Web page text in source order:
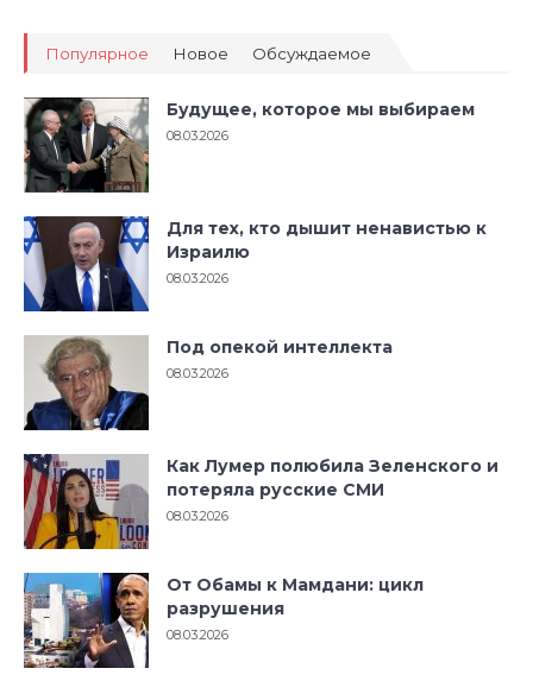
Популярное Новое Обсуждаемое
Будущее, которое мы выбираем
08.03.2026
Для тех, кто дышит ненавистью к
Израилю
08.03.2026
Под опекой интеллекта
08.03.2026
Как Лумер полюбила Зеленского и
потеряла русские СМИ
08.03.2026
От Обамы к Мамдани: цикл
разрушения
08.03.2026